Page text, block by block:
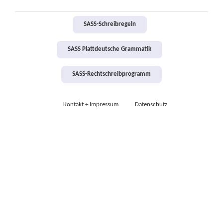
SASS-Schreibregeln
SASS Plattdeutsche Grammatik
SASS-Rechtschreibprogramm
Kontakt + Impressum Datenschutz